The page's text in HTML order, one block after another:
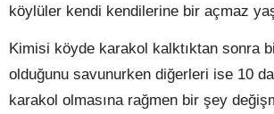
köylüler kendi kendilerine bir açmaz
Kimisi köyde karakol kalktıktan sonra
olduğunu savunurken diğerleri ise 10
karakol olmasına rağmen bir şey